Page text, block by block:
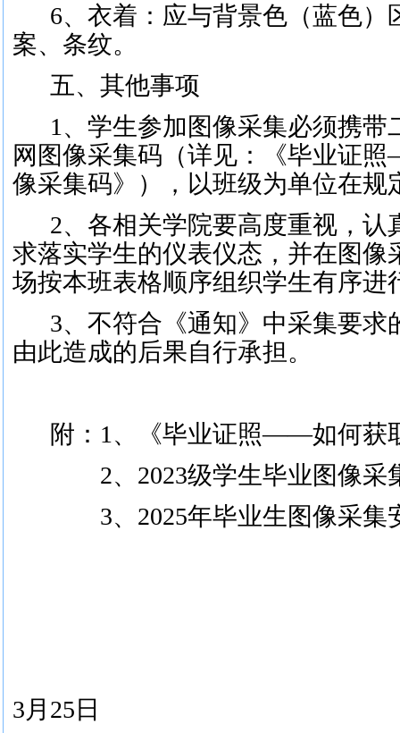
6、衣着：应与背景色（蓝色）
案、条纹。
五、其他事项
1、学生参加图像采集必须携带
网图像采集码（详见：《毕业证
像采集码》），以班级为单位在规
2、各相关学院要高度重视，认
求落实学生的仪表仪态，并在图像
场按本班表格顺序组织学生有序进
3、不符合《通知》中采集要求
由此造成的后果自行承担。
附： 1、《毕业证照——如何获
2、2023级学生毕业图像采
3、2025年毕业生图像采集
3月25日